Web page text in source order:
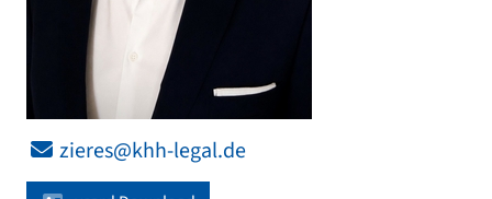
zieres@khh-legal.de